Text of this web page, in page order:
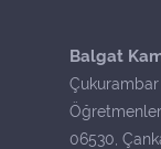
Balgat
Çukurambar
Öğretmenler
06530,